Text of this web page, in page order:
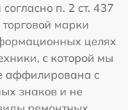
п. 2 ст. 437
марки
целях
с которой мы
аффилирована с
знаков и не